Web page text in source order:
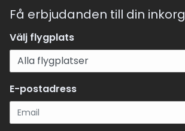
Få erbjudanden till din inkorg
Välj flygplats
E-postadress